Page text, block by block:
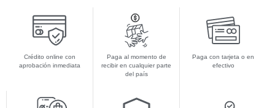
Crédito online con
aprobación inmediata
Paga al momento de
recibir en cualquier parte
del país
Paga con tarjeta o en
efectivo